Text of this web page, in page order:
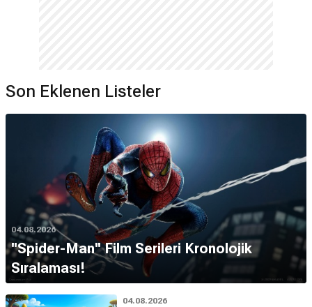
Son Eklenen Listeler
04.08.2026
''Spider-Man'' Film Serileri Kronolojik
Sıralaması!
04.08.2026